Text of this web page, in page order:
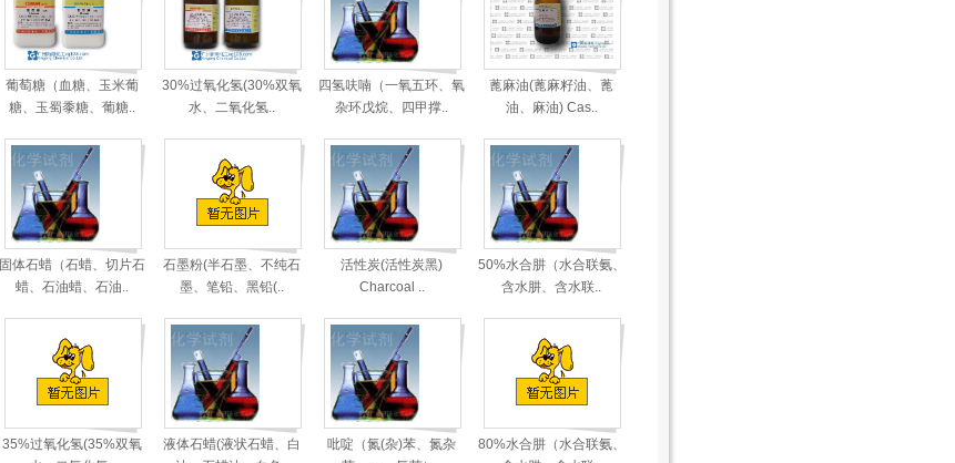
葡萄糖（血糖、玉米葡
糖、玉蜀黍糖、葡糖..
30%过氧化氢(30%双氧
水、二氧化氢..
四氢呋喃（一氧五环、氧
杂环戊烷、四甲撑..
蓖麻油(蓖麻籽油、蓖
油、麻油) Cas..
固体石蜡（石蜡、切片石
蜡、石油蜡、石油..
石墨粉(半石墨、不纯石
墨、笔铅、黑铅(..
活性炭(活性炭黑)
Charcoal ..
50%水合肼（水合联氨、
含水肼、含水联..
35%过氧化氢(35%双氧
液体石蜡(液状石蜡、白
吡啶（氮(杂)苯、氮杂
80%水合肼（水合联氨、